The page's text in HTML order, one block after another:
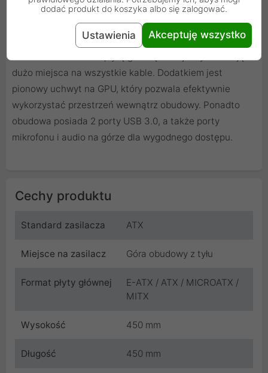
Dzięki wyjmowanemu filtrowi przeciwkurzowemu
konserwacja obudowy Cezanne jest dziecinnie prosta.
dużo miejsca na wszystkie kable. Dodatkiem jest
pionowy uchwyt na GPU, który pozwala efektywnie
wykorzystać przestrzeń wewnątrz obudowy. Ponadto
obudowa posiada 2 porty USB 3.0, a także porty
mikrofonu i audio na górze dla wygodnego dostępu.
Cechy produktu
Standard zasilacza ATX
Miejsce na zasilacz Góra obudowy z tyłu
Format płyty głównej
E-ATX / ATX / MICROATX /
MITX
Wysokość 450 mm
Długość 450 mm
dodać produkt do koszyka albo się zalogować.
Ustawienia Akceptuję wszystko